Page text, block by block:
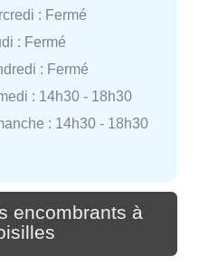
: Fermé
: Fermé
: Fermé
: 14h30 - 18h30
: 14h30 - 18h30
encombrants à